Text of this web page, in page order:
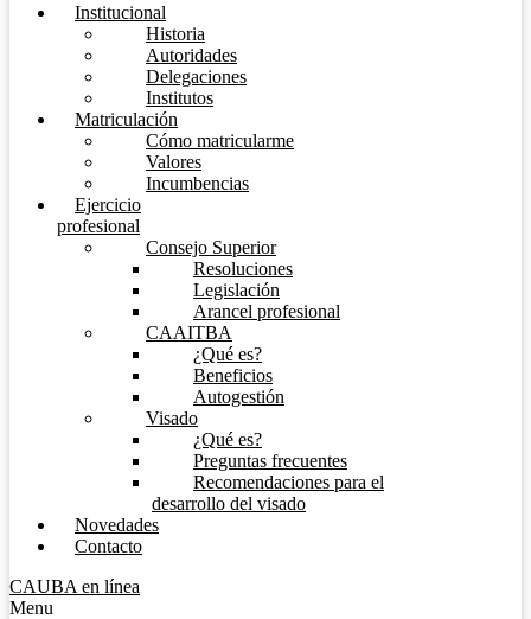
Institucional
Historia
Autoridades
Delegaciones
Institutos
Matriculación
Cómo matricularme
Valores
Incumbencias
Ejercicio
profesional
Consejo Superior
Resoluciones
Legislación
Arancel profesional
CAAITBA
¿Qué es?
Beneficios
Autogestión
Visado
¿Qué es?
Preguntas frecuentes
Recomendaciones para el
desarrollo del visado
Novedades
Contacto
CAUBA en línea
Menu